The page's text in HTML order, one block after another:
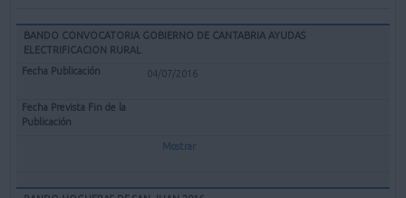
BANDO CONVOCATORIA GOBIERNO DE CANTABRIA AYUDAS
ELECTRIFICACION RURAL
04/07/2016
Mostrar